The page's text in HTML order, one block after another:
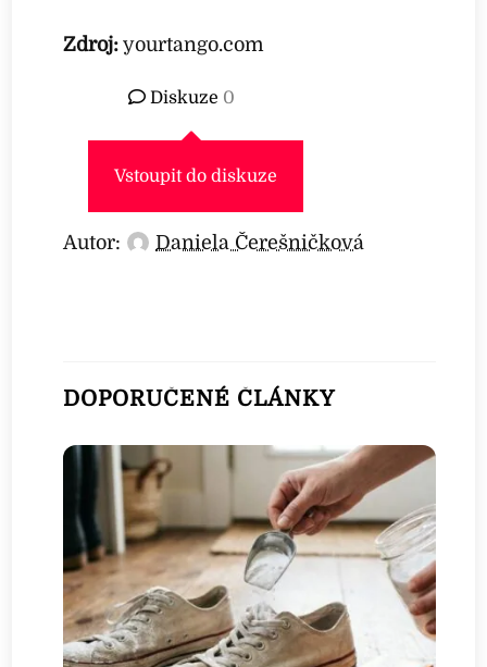
Zdroj: yourtango.com
Diskuze 0
Vstoupit do diskuze
Autor: Daniela Čerešničková
DOPORUČENÉ ČLÁNKY